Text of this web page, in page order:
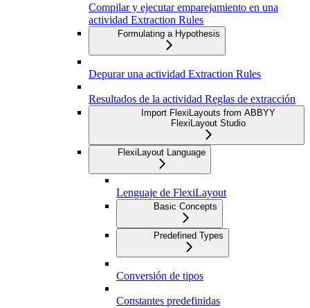
Compilar y ejecutar emparejamiento en una
actividad Extraction Rules
Formulating a Hypothesis
Depurar una actividad Extraction Rules
Resultados de la actividad Reglas de extracción
Import FlexiLayouts from ABBYY
FlexiLayout Studio
FlexiLayout Language
Lenguaje de FlexiLayout
Basic Concepts
Predefined Types
Conversión de tipos
Constantes predefinidas